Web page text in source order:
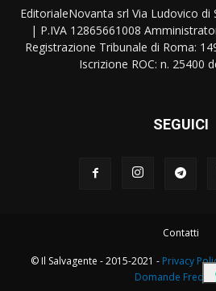
EditorialeNovanta srl Via Ludovico di
| P.IVA 12865661008
Registrazione Tribunale di Roma:
Iscrizione ROC: n. 25400
SEGUICI
Contatti
© Il Salvagente - 2015-2021 - Privacy
Domande